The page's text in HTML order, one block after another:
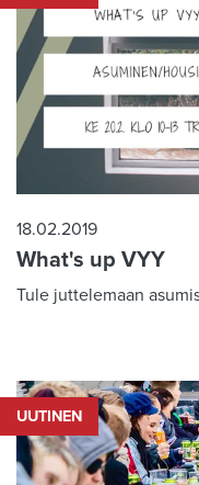
18.02.2019
What's up VYY
Tule juttelemaan
UUTINEN